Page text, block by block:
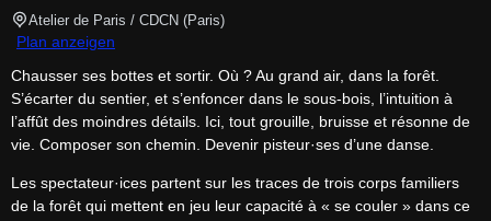
Atelier de Paris / CDCN (Paris)
Plan anzeigen
Chausser ses bottes et sortir. Où ? Au grand air, dans la forêt.
S’écarter du sentier, et s’enfoncer dans le sous-bois, l’intuition à
l’affût des moindres détails. Ici, tout grouille, bruisse et résonne de
vie. Composer son chemin. Devenir pisteur·ses d’une danse.
Les spectateur·ices partent sur les traces de trois corps familiers
de la forêt qui mettent en jeu leur capacité à « se couler » dans ce